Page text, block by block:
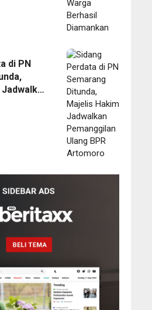
di PN
BPR